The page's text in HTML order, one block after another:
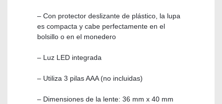
– Con protector deslizante de plástico, la lupa
es compacta y cabe perfectamente en el
bolsillo o en el monedero
– Luz LED integrada
– Utiliza 3 pilas AAA (no incluidas)
– Dimensiones de la lente: 36 mm x 40 mm